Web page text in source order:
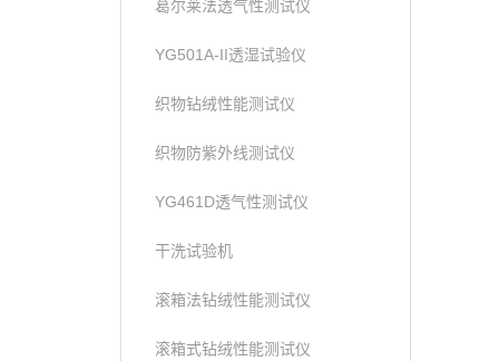
葛尔莱法透气性测试仪
YG501A-II透湿试验仪
织物钻绒性能测试仪
织物防紫外线测试仪
YG461D透气性测试仪
干洗试验机
滚箱法钻绒性能测试仪
滚箱式钻绒性能测试仪